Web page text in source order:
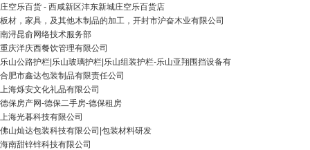
庄空乐百货 - 西咸新区沣东新城庄空乐百货店
板材，家具，及其他木制品的加工，开封市沪奋木业有限公司
南浔昆俞网络技术服务部
重庆洋庆西餐饮管理有限公司
乐山公路护栏|乐山玻璃护栏|乐山组装护栏-乐山亚翔围挡设备有
合肥市鑫达包装制品有限责任公司
上海烁安文化礼品有限公司
德保房产网-德保二手房-德保租房
上海光暮科技有限公司
佛山灿达包装科技有限公司|包装材料研发
海南甜锌锌科技有限公司